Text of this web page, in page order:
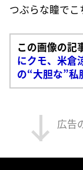
つぶらな瞳で
この画像の記
にクモ、米倉
の“大胆な”私
広告